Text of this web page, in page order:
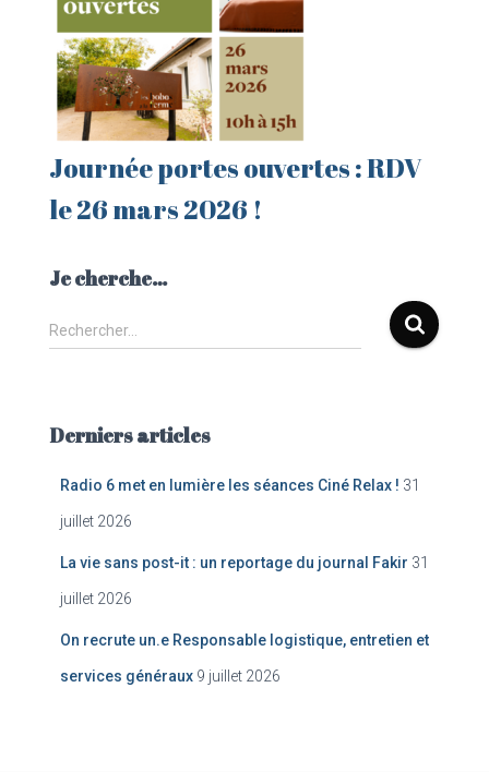
Journée portes ouvertes : RDV
le 26 mars 2026 !
Je cherche…
R
e
r
Rechercher…
Derniers articles
Radio 6 met en lumière les séances Ciné Relax ! 31
juillet 2026
La vie sans post-it : un reportage du journal Fakir 31
juillet 2026
On recrute un.e Responsable logistique, entretien et
services généraux 9 juillet 2026